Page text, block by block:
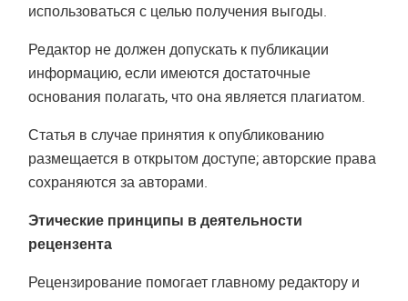
использоваться с целью получения выгоды.
Редактор не должен допускать к публикации
информацию, если имеются достаточные
основания полагать, что она является плагиатом.
Статья в случае принятия к опубликованию
размещается в открытом доступе; авторские права
сохраняются за авторами.
Этические принципы в деятельности
рецензента
Рецензирование помогает главному редактору и